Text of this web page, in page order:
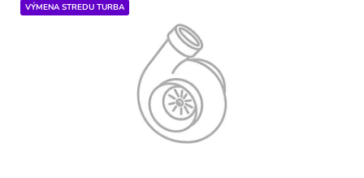
VÝMENA STREDU TURBA